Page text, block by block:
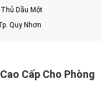
Dầu Một
Quy Nhơn
Cấp Cho Phòng